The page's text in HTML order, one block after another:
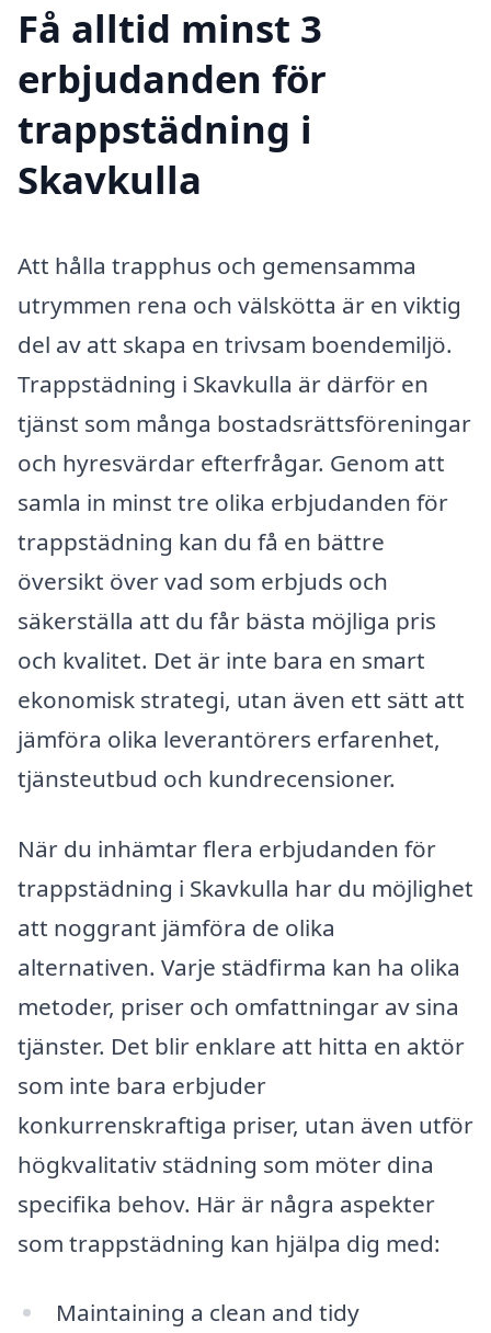
Få alltid minst 3
erbjudanden för
trappstädning i
Skavkulla
Att hålla trapphus och gemensamma
utrymmen rena och välskötta är en viktig
del av att skapa en trivsam boendemiljö.
Trappstädning i Skavkulla är därför en
tjänst som många bostadsrättsföreningar
och hyresvärdar efterfrågar. Genom att
samla in minst tre olika erbjudanden för
trappstädning kan du få en bättre
översikt över vad som erbjuds och
säkerställa att du får bästa möjliga pris
och kvalitet. Det är inte bara en smart
ekonomisk strategi, utan även ett sätt att
jämföra olika leverantörers erfarenhet,
tjänsteutbud och kundrecensioner.
När du inhämtar flera erbjudanden för
trappstädning i Skavkulla har du möjlighet
att noggrant jämföra de olika
alternativen. Varje städfirma kan ha olika
metoder, priser och omfattningar av sina
tjänster. Det blir enklare att hitta en aktör
som inte bara erbjuder
konkurrenskraftiga priser, utan även utför
högkvalitativ städning som möter dina
specifika behov. Här är några aspekter
som trappstädning kan hjälpa dig med:
Maintaining a clean and tidy